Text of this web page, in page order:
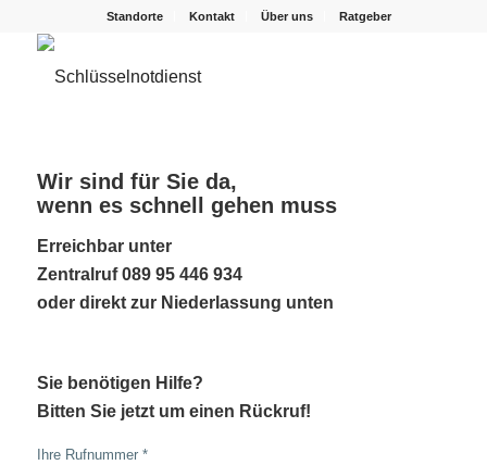
Standorte Kontakt Über uns Ratgeber
Wir sind für Sie da,
wenn es schnell gehen muss
Erreichbar unter
Zentralruf 089 95 446 934
oder direkt zur Niederlassung unten
Sie benötigen Hilfe?
Bitten Sie jetzt um einen Rückruf!
Ihre Rufnummer *